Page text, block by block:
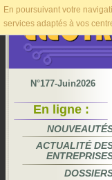
En poursuivant votre
services adaptés à vos
N°177-Juin2026
En ligne :
ACTUALITÉ